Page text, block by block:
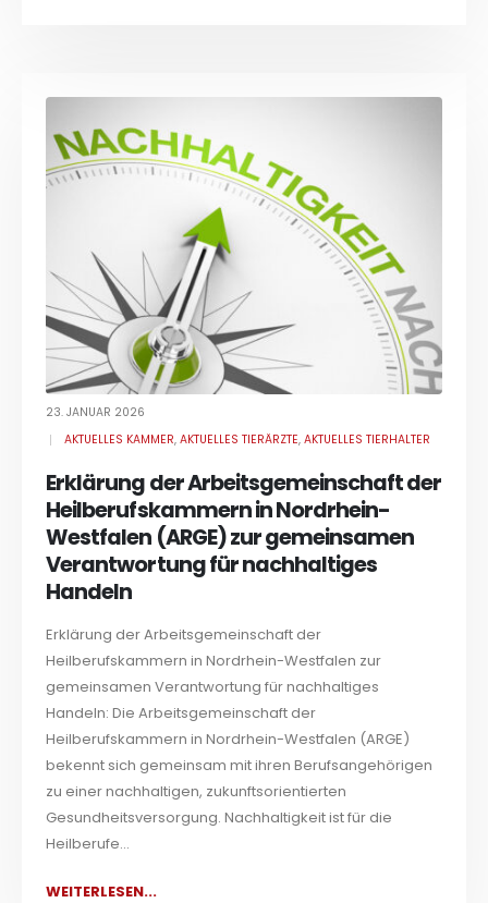
23. JANUAR 2026
AKTUELLES KAMMER,AKTUELLES TIERÄRZTE,AKTUELLES TIERHALTER
Erklärung der Arbeitsgemeinschaft der
Heilberufskammern in Nordrhein-
Westfalen (ARGE) zur gemeinsamen
Verantwortung für nachhaltiges
Handeln
Erklärung der Arbeitsgemeinschaft der
Heilberufskammern in Nordrhein-Westfalen zur
gemeinsamen Verantwortung für nachhaltiges
Handeln: Die Arbeitsgemeinschaft der
Heilberufskammern in Nordrhein-Westfalen (ARGE)
bekennt sich gemeinsam mit ihren Berufsangehörigen
zu einer nachhaltigen, zukunftsorientierten
Gesundheitsversorgung. Nachhaltigkeit ist für die
Heilberufe...
WEITERLESEN...